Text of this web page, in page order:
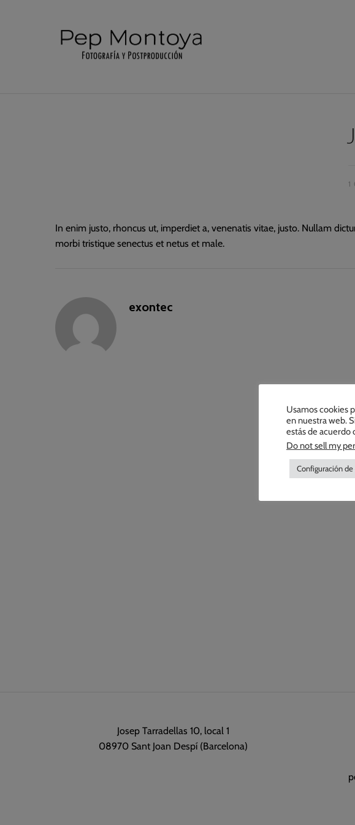
In enim justo, rhoncus ut, imperdiet a, venenatis vitae, justo. Nullam
morbi tristique senectus et netus et male.
exontec
Josep Tarradellas 10, local 1
08970 Sant Joan Despí (Barcelona)
Usamos cookies
en nuestra web.
estás de acuerdo
Do not sell my
Configuración de